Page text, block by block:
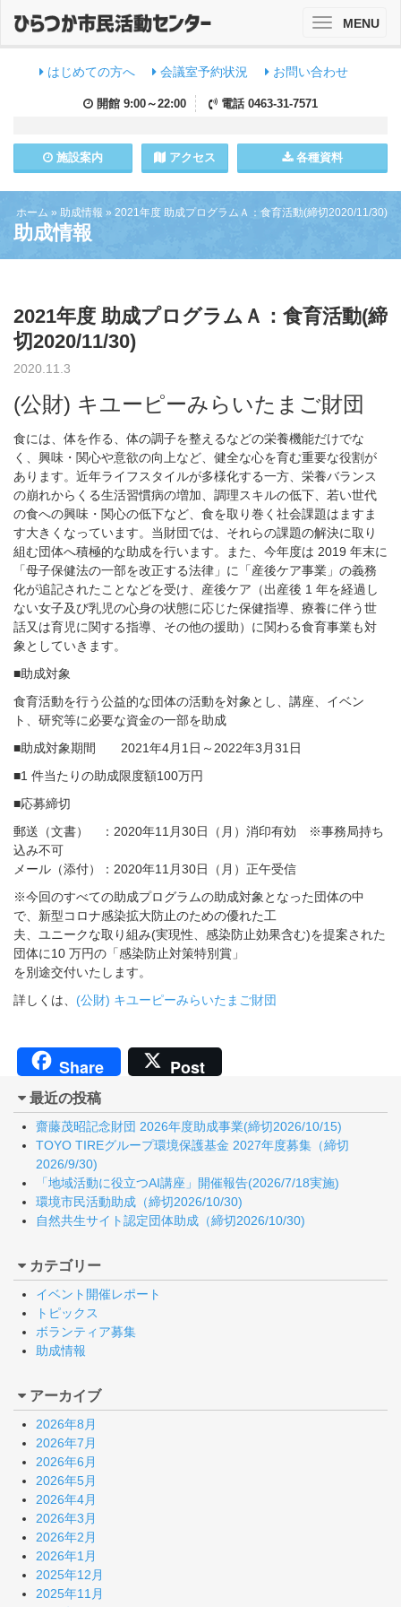
はじめての方へ 会議室予約状況 お問い合わせ
開館 9:00～22:00 電話 0463-31-7571
施設案内 アクセス 各種資料
ToggleMENU
ホーム » 助成情報 » 2021年度 助成プログラムＡ：食育活動(締切2020/11/30)
助成情報
2021年度 助成プログラムＡ：食育活動(締
切2020/11/30)
2020.11.3
(公財) キユーピーみらいたまご財団
食には、体を作る、体の調子を整えるなどの栄養機能だけでな
く、興味・関心や意欲の向上など、健全な心を育む重要な役割が
あります。近年ライフスタイルが多様化する一方、栄養バランス
の崩れからくる生活習慣病の増加、調理スキルの低下、若い世代
の食への興味・関心の低下など、食を取り巻く社会課題はますま
す大きくなっています。当財団では、それらの課題の解決に取り
組む団体へ積極的な助成を行います。また、今年度は 2019 年末に
「母子保健法の一部を改正する法律」に「産後ケア事業」の義務
化が追記されたことなどを受け、産後ケア（出産後 1 年を経過し
ない女子及び乳児の心身の状態に応じた保健指導、療養に伴う世
話又は育児に関する指導、その他の援助）に関わる食育事業も対
象としていきます。
■助成対象
食育活動を行う公益的な団体の活動を対象とし、講座、イベン
ト、研究等に必要な資金の一部を助成
■助成対象期間 2021年4月1日～2022年3月31日
■1 件当たりの助成限度額100万円
■応募締切
郵送（文書） ：2020年11月30日（月）消印有効 ※事務局持ち
込み不可
メール（添付）：2020年11月30日（月）正午受信
※今回のすべての助成プログラムの助成対象となった団体の中
で、新型コロナ感染拡大防止のための優れた工
夫、ユニークな取り組み(実現性、感染防止効果含む)を提案された
団体に10 万円の「感染防止対策特別賞」
を別途交付いたします。
詳しくは、 (公財) キユーピーみらいたまご財団
Share Post
最近の投稿
齋藤茂昭記念財団 2026年度助成事業(締切2026/10/15)
TOYO TIREグループ環境保護基金 2027年度募集（締切
2026/9/30)
「地域活動に役立つAI講座」開催報告(2026/7/18実施)
環境市民活動助成（締切2026/10/30)
自然共生サイト認定団体助成（締切2026/10/30)
カテゴリー
イベント開催レポート
トピックス
ボランティア募集
助成情報
アーカイブ
2026年8月
2026年7月
2026年6月
2026年5月
2026年4月
2026年3月
2026年2月
2026年1月
2025年12月
2025年11月